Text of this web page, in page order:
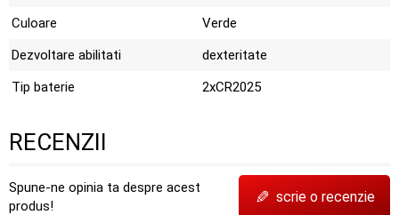
Culoare
Verde
Dezvoltare abilitati
dexteritate
Tip baterie
2xCR2025
RECENZII
Spune-ne opinia ta despre acest
produs!
✎ scrie o recenzie